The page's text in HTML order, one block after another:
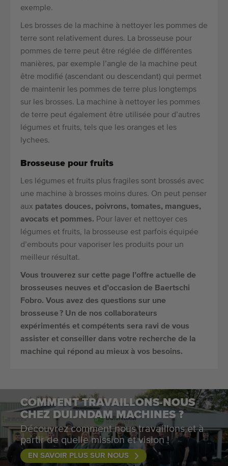
exemple.
Les brosses de la machine à nettoyer les pommes de
terre sont relativement dures. La brosseuse pour
pommes de terre peut être réglée de différentes
manières, par exemple l’angle de la machine peut
être modifié (ascendant ou descendant) qui permet
de maintenir les pommes de terre plus longtemps
sur les brosses. La machine à nettoyer les pommes
de terre peut également être utilisée pour d’autres
légumes et fruits, tels que les oranges et les
lychees.
Brosseuse pour fruits
Les légumes et fruits plus fragiles sont brossés avec
une machine à brosses moins dures. On peut penser
aux patates douces, poivrons, tomates, mangues,
avocats et pommes. Pour laver et nettoyer ces
légumes et fruits, la brosseuse est parfois équipée
d’embouts pour vaporiser les produits pour un
meilleur résultat.
Vous trouverez sur cette page l’offre actuelle de
brosseuses neuves et d’occasion de Baertschi
Fobro. Vous avez des questions sur une
brosseuse ? Un de nos collaborateurs
expérimentés et compétents sera ravi de vous
assister et conseiller dans votre recherche de la
machine qui répond au mieux à vos besoins.
COMMENT TRAVAILLONS-NOUS
CHEZ DUIJNDAM MACHINES ?
Découvrez comment nous travaillons et à
partir de quelle mission et vision !
EN SAVOIR PLUS SUR NOUS